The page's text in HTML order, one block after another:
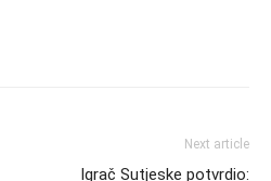
Next article
Igrač Sutjeske potvrdio: